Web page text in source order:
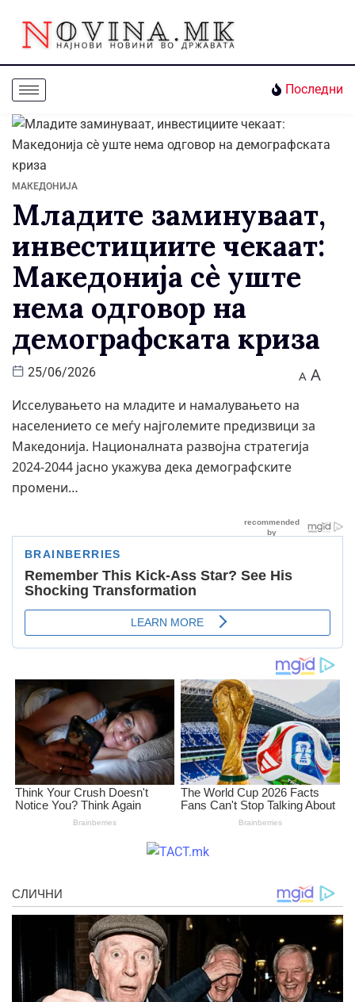
Последни
МАКЕДОНИЈА
Младите заминуваат,
инвестициите чекаат:
Македонија сè уште
нема одговор на
демографската криза
25/06/2026 A A
Исселувањето на младите и намалувањето на
населението се меѓу најголемите предизвици за
Македонија. Националната развојна стратегија
2024-2044 јасно укажува дека демографските
промени…